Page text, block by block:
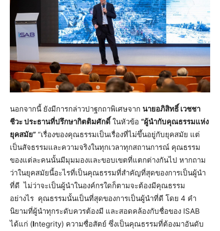
นอกจากนี้ ยังมีการกล่าวปาฐกถาพิเศษจาก นายอภิสิทธิ์ เวชชา
ชีวะ ประธานที่ปรึกษากิตติมศักดิ์ ในหัวข้อ “ผู้นำกับคุณธรรมแห่ง
ยุคสมัย” “เรื่องของคุณธรรมเป็นเรื่องที่ไม่ขึ้นอยู่กับยุคสมัย แต่
เป็นสัจธรรมและความจริงในทุกเวลาทุกสถานการณ์ คุณธรรม
ของแต่ละคนนั้นมีมุมมองและขอบเขตที่แตกต่างกันไป หากถาม
ว่าในยุคสมัยนี้อะไรที่เป็นคุณธรรมที่สำคัญที่สุดของการเป็นผู้นำ
ที่ดี ไม่ว่าจะเป็นผู้นำในองค์กรใดก็ตามจะต้องมีคุณธรรม
อย่างไร คุณธรรมนั้นเป็นที่สุดของการเป็นผู้นำที่ดี โดย 4 คำ
นิยามที่ผู้นำทุกระดับควรต้องมี และสอดคล้องกับชื่อของ ISAB
ได้แก่ (Integrity) ความซื่อสัตย์ ซึ่งเป็นคุณธรรมที่ต้องมาอันดับ